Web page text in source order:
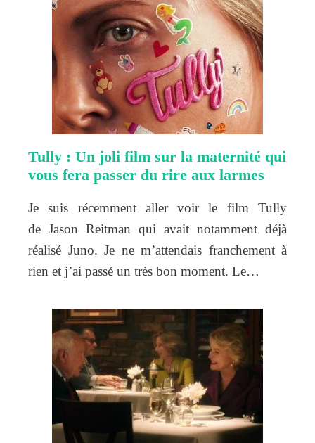
Tully : Un joli film sur la maternité qui
vous fera passer du rire aux larmes
Je suis récemment aller voir le film Tully
de Jason Reitman qui avait notamment déjà
réalisé Juno. Je ne m’attendais franchement à
rien et j’ai passé un très bon moment. Le…